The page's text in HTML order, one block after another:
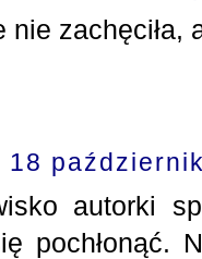
nie
18
autorki
pochłonąć.